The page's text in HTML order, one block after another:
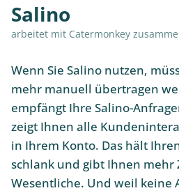
Salino
arbeitet mit Catermonkey
Wenn Sie Salino nutzen,
mehr manuell übertragen
empfängt Ihre Salino-
zeigt Ihnen alle
in Ihrem Konto. Das hält
schlank und gibt Ihnen mehr
Wesentliche. Und weil keine